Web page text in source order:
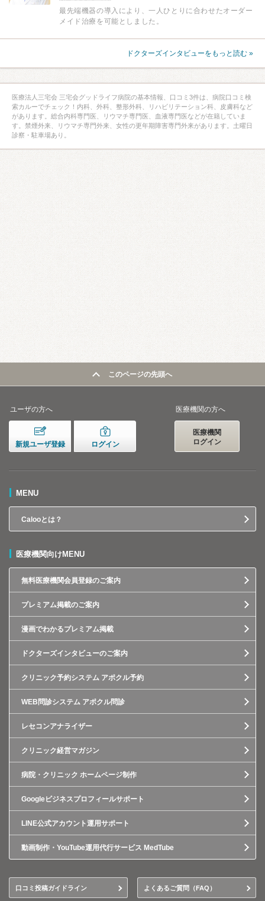
最先端機器の導入により、一人ひとりに合わせたオーダー
メイド治療を可能としました。
ドクターズインタビューをもっと読む »
医療法人三宅会 三宅会グッドライフ病院の基本情報、口コミ3件は、病院口コミ検
索カルーでチェック！内科、外科、整形外科、リハビリテーション科、皮膚科など
があります。総合内科専門医、リウマチ専門医、血液専門医などが在籍していま
す。禁煙外来、リウマチ専門外来、女性の更年期障害専門外来があります。土曜日
診察・駐車場あり。
このページの先頭へ
ユーザの方へ
新規ユーザ登録 ログイン
医療機関の方へ
医療機関
ログイン
MENU
Calooとは？
医療機関向けMENU
無料医療機関会員登録のご案内
プレミアム掲載のご案内
漫画でわかるプレミアム掲載
ドクターズインタビューのご案内
クリニック予約システム アポクル予約
WEB問診システム アポクル問診
レセコンアナライザー
クリニック経営マガジン
病院・クリニック ホームページ制作
Googleビジネスプロフィールサポート
LINE公式アカウント運用サポート
動画制作・YouTube運用代行サービス MedTube
口コミ投稿ガイドライン よくあるご質問（FAQ）